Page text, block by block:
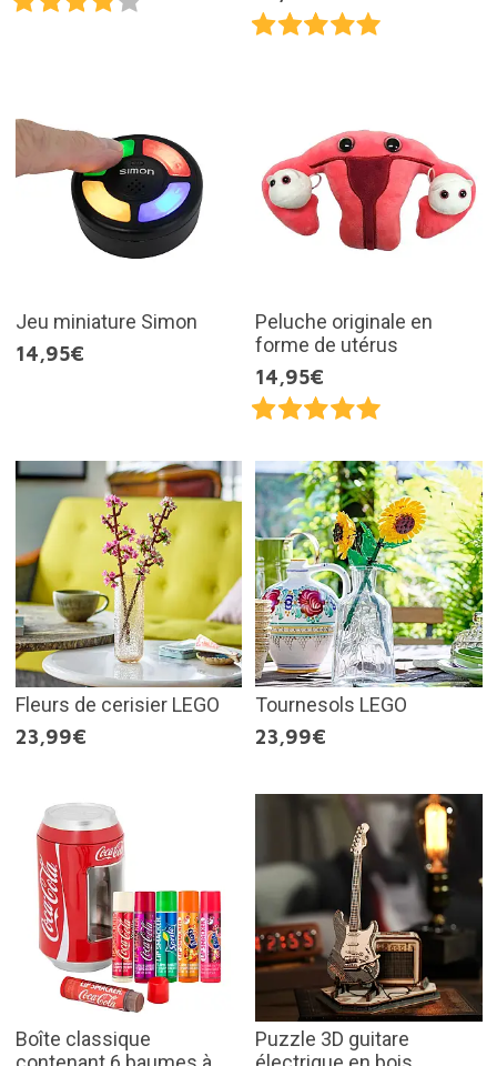
Jeu miniature Simon
14,95€
Peluche originale en
forme de utérus
14,95€
Fleurs de cerisier LEGO
23,99€
Tournesols LEGO
23,99€
Boîte classique
Puzzle 3D guitare